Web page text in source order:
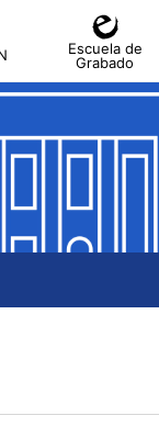
Escuela de
Grabado